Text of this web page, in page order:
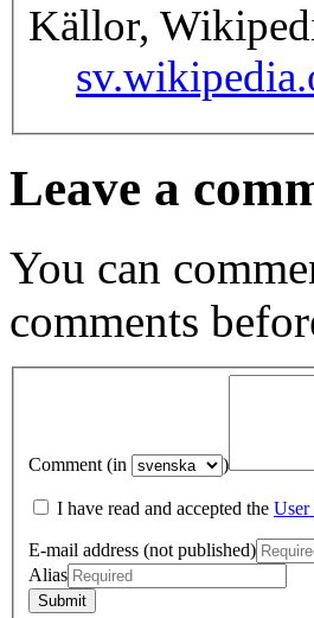
Källor,
Leave a
You can
comments
Comment (in )
I have read and accepted the User
E-mail address (not published)
Alias